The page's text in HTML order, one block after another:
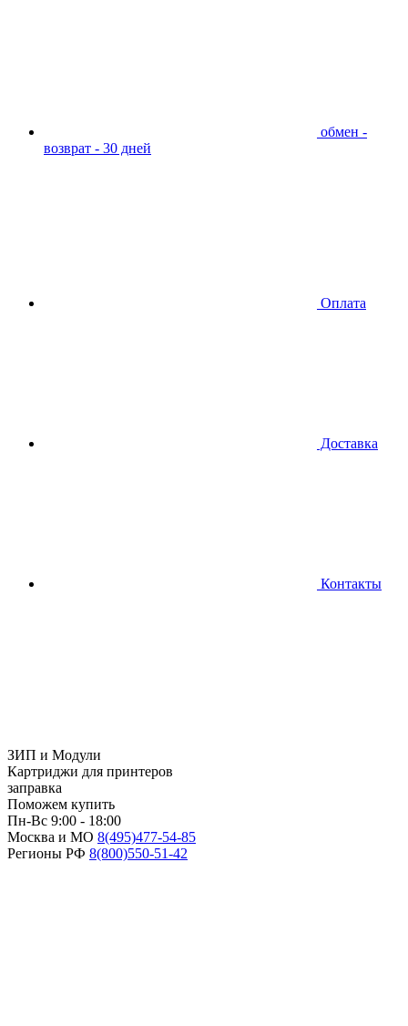
обмен -
возврат - 30 дней
Оплата
Доставка
Контакты
ЗИП и Модули
Картриджи для принтеров
заправка
Поможем купить
Пн-Вс 9:00 - 18:00
Москва и МО 8(495)477-54-85
Регионы РФ 8(800)550-51-42